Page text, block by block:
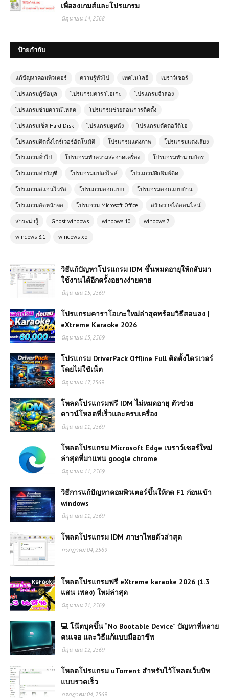
เพื่อลงเกมส์และโปรแกรม
มิถุนายน 14, 2568
ป้ายกำกับ
แก้ปัญหาคอมพิวเตอร์ ความรู้ทั่วไป เทคโนโลยี เบราว์เซอร์
โปรแกรมกู้ข้อมูล โปรแกรมคาราโอเกะ โปรแกรมจำลอง
โปรแกรมช่วยดาวน์โหลด โปรแกรมช่วยถอนการติดตั้ง
โปรแกรมเช็ค Hard Disk โปรแกรมดูหนัง โปรแกรมตัดต่อวีดีโอ
โปรแกรมติดตั้งไดร์เวอร์อัตโนมัติ โปรแกรมแต่งภาพ โปรแกรมแต่งเสียง
โปรแกรมทั่วไป โปรแกรมทำความสะอาดเครื่อง โปรแกรมทำนามบัตร
โปรแกรมทำบัญชี โปรแกรมแปลงไฟล์ โปรแกรมฝึกพิมพ์ดีด
โปรแกรมสแกนไวรัส โปรแกรมออกแบบ โปรแกรมออกแบบบ้าน
โปรแกรมอัดหน้าจอ โปรแกรม Microsoft Office สร้างรายได้ออนไลน์
สาระน่ารู้ Ghost windows windows 10 windows 7
windows 8.1 windows xp
วิธีแก้ปัญหาโปรแกรม IDM ขึ้นหมดอายุให้กลับมา
ใช้งานได้อีกครั้งอยางง่ายดาย
มิถุนายน 15, 2569
โปรแกรมคาราโอเกะใหม่ล่าสุดพร้อมวิธีสอนลง |
eXtreme Karaoke 2026
มิถุนายน 15, 2569
โปรแกรม DriverPack Offline Full ติดตั้งไดรเวอร์
โดยไม่ใช้เน็ต
มิถุนายน 17, 2569
โหลดโปรแกรมฟรี IDM ไม่หมดอายุ ตัวช่วย
ดาวน์โหลดที่เร็วและครบเครื่อง
มิถุนายน 11, 2569
โหลดโปรแกรม Microsoft Edge เบราว์เซอร์ใหม่
ล่าสุดที่มาแทน google chrome
มิถุนายน 11, 2569
วิธีการแก้ปัญหาคอมพิวเตอร์ขึ้นให้กด F1 ก่อนเข้า
windows
มิถุนายน 11, 2569
โหลดโปรแกรม IDM ภาษาไทยตัวล่าสุด
กรกฎาคม 04, 2569
โหลดโปรแกรมฟรี eXtreme karaoke 2026 (1.3
แสน เพลง) ใหม่ล่าสุด
มิถุนายน 21, 2569
💻 โน๊ตบุคขึ้น “No Bootable Device” ปัญหาที่หลาย
คนเจอ และวิธีแก้แบบมืออาชีพ
มิถุนายน 12, 2569
โหลดโปรแกรม uTorrent สำหรับไว้โหลดเว็บบิท
แบบรวดเร็ว
กรกฎาคม 04, 2569